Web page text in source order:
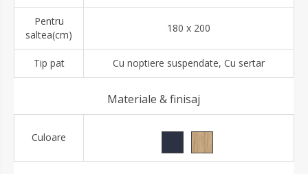
Pentru
saltea(cm)
180 x 200
Tip pat Cu noptiere suspendate, Cu sertar
Materiale & finisaj
Culoare